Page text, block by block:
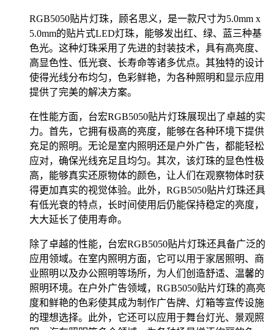
RGB5050贴片灯珠，顾名思义，是一款尺寸为5.0mm x
5.0mm的贴片式LED灯珠，能够发出红、绿、蓝三种基
色光。这种灯珠采用了先进的封装技术，具有高亮度、
高显色性、低光衰、长寿命等诸多优点。其独特的设计
使得光线分布均匀，色彩鲜艳，为各种照明和显示应用
提供了完美的解决方案。
在性能方面，台宏RGB5050贴片灯珠展现出了卓越的实
力。首先，它拥有极高的亮度，能够在各种环境下提供
充足的照明。无论是室内照明还是户外广告，都能轻松
应对，确保光线充足且均匀。其次，该灯珠的显色性极
高，能够真实还原物体的颜色，让人们在观察物体时获
得更加真实的视觉体验。此外，RGB5050贴片灯珠还具
有低光衰的特点，长时间使用后仍能保持稳定的亮度，
大大延长了使用寿命。
除了卓越的性能，台宏RGB5050贴片灯珠还具备广泛的
应用领域。在室内照明方面，它可以用于家居照明、商
业照明以及办公照明等场所，为人们创造舒适、温馨的
照明环境。在户外广告领域，RGB5050贴片灯珠的高亮
度和鲜艳的色彩使其成为制作广告牌、灯箱等宣传设施
的理想选择。此外，它还可以应用于舞台灯光、景观照